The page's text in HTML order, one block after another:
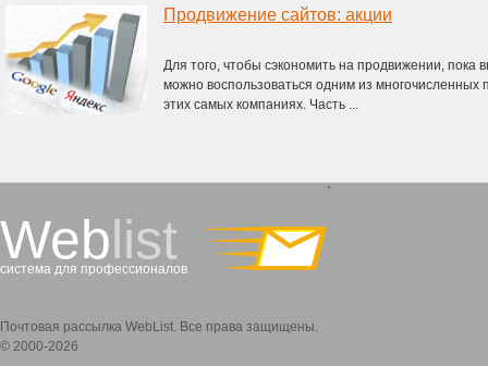
Продвижение сайтов: акции
Для того, чтобы сэкономить на продвижении, пока
можно воспользоваться одним из
этих самых компаниях. Часть ...
Weblist
система для профессионалов
`
Почтовая рассылка WebList. Все права защищены.
© 2000-2026